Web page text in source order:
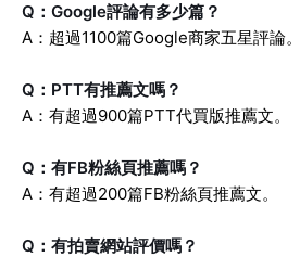
Q：Google評論有多少篇？
A：超過1100篇Google商家五星評論。
Q：PTT有推薦文嗎？
A：有超過900篇PTT代買版推薦文。
Q：有FB粉絲頁推薦嗎？
A：有超過200篇FB粉絲頁推薦文。
Q：有拍賣網站評價嗎？